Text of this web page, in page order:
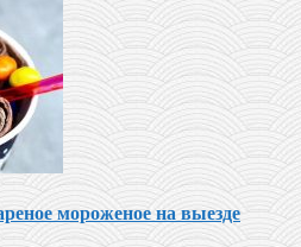
мороженое на выезде